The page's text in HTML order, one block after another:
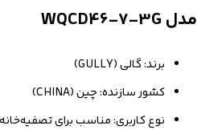
مدل WQCD46-7-3G
برند: گالی (GULLY)
کشور سازنده: چین (CHINA)
نوع کاربری: مناسب برای